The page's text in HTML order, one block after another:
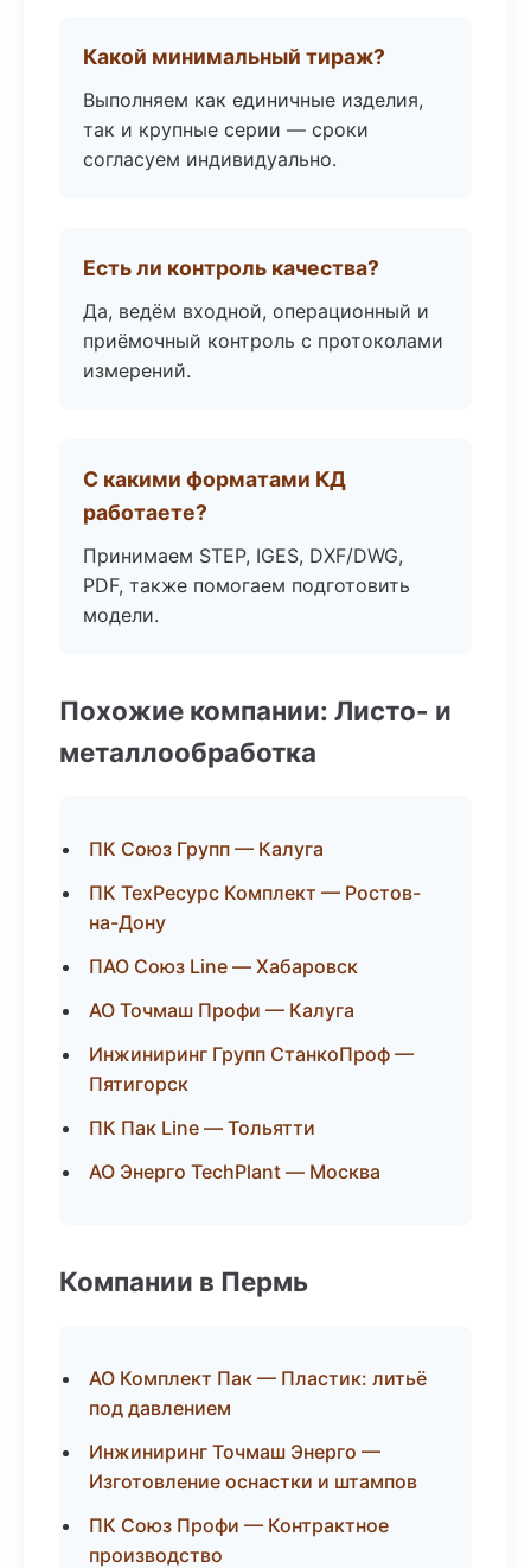
Какой минимальный тираж?
Выполняем как единичные изделия,
так и крупные серии — сроки
согласуем индивидуально.
Есть ли контроль качества?
Да, ведём входной, операционный и
приёмочный контроль с протоколами
измерений.
С какими форматами КД
работаете?
Принимаем STEP, IGES, DXF/DWG,
PDF, также помогаем подготовить
модели.
Похожие компании: Листо- и
металлообработка
ПК Союз Групп — Калуга
ПК ТехРесурс Комплект — Ростов-
на-Дону
ПАО Союз Line — Хабаровск
АО Точмаш Профи — Калуга
Инжиниринг Групп СтанкоПроф —
Пятигорск
ПК Пак Line — Тольятти
АО Энерго TechPlant — Москва
Компании в Пермь
АО Комплект Пак — Пластик: литьё
под давлением
Инжиниринг Точмаш Энерго —
Изготовление оснастки и штампов
ПК Союз Профи — Контрактное
производство